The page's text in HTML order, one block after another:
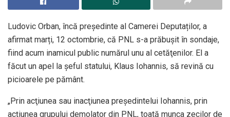
Ludovic Orban, încă președinte al Camerei Deputaților, a
afirmat marți, 12 octombrie, că PNL s-a prăbuşit în sondaje,
fiind acum inamicul public numărul unu al cetăţenilor. El a
făcut un apel la şeful statului, Klaus Iohannis, să revină cu
picioarele pe pământ.
„Prin acţiunea sau inacţiunea preşedintelui Iohannis, prin
acţiunea grupului demolator din PNL, toată munca zecilor de